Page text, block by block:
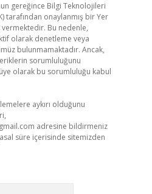
gereğince Bilgi Teknolojileri
tarafından onaylanmış bir Yer
vermektedir. Bu nedenle,
olarak denetleme veya
bulunmamaktadır. Ancak,
sorumluluğunu
olarak bu sorumluluğu kabul
aykırı olduğunu
adresine bildirmeniz
süre içerisinde sitemizden